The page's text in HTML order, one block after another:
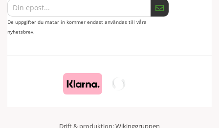
De uppgifter du matar in kommer endast användas till våra
nyhetsbrev.
Drift & produktion:Wikinggruppen